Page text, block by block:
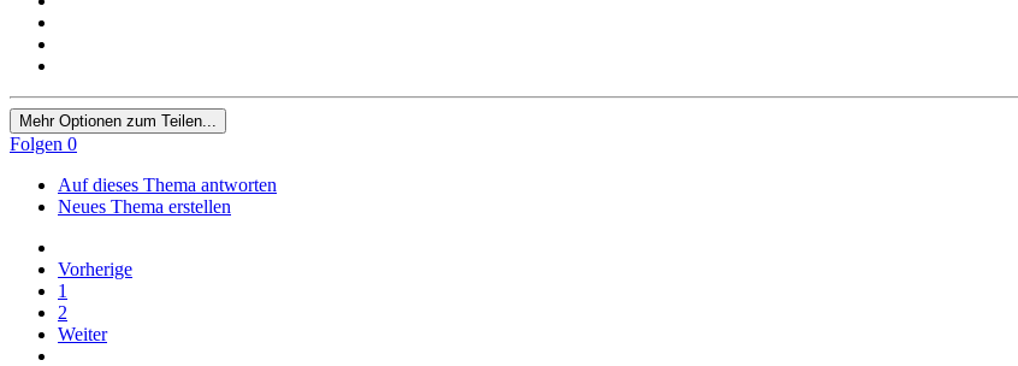
Mehr Optionen zum Teilen...
Folgen 0
Auf dieses Thema antworten
Neues Thema erstellen
Vorherige
1
2
Weiter